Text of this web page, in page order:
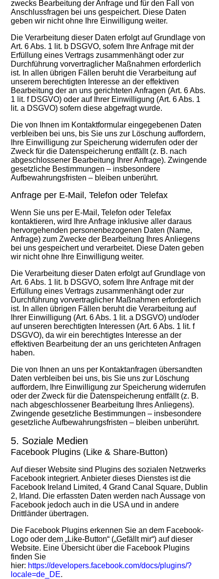
zwecks Bearbeitung der Anfrage und für den Fall von
Anschlussfragen bei uns gespeichert. Diese Daten
geben wir nicht ohne Ihre Einwilligung weiter.
Die Verarbeitung dieser Daten erfolgt auf Grundlage von
Art. 6 Abs. 1 lit. b DSGVO, sofern Ihre Anfrage mit der
Erfüllung eines Vertrags zusammenhängt oder zur
Durchführung vorvertraglicher Maßnahmen erforderlich
ist. In allen übrigen Fällen beruht die Verarbeitung auf
unserem berechtigten Interesse an der effektiven
Bearbeitung der an uns gerichteten Anfragen (Art. 6 Abs.
1 lit. f DSGVO) oder auf Ihrer Einwilligung (Art. 6 Abs. 1
lit. a DSGVO) sofern diese abgefragt wurde.
Die von Ihnen im Kontaktformular eingegebenen Daten
verbleiben bei uns, bis Sie uns zur Löschung auffordern,
Ihre Einwilligung zur Speicherung widerrufen oder der
Zweck für die Datenspeicherung entfällt (z. B. nach
abgeschlossener Bearbeitung Ihrer Anfrage). Zwingende
gesetzliche Bestimmungen – insbesondere
Aufbewahrungsfristen – bleiben unberührt.
Anfrage per E-Mail, Telefon oder Telefax
Wenn Sie uns per E-Mail, Telefon oder Telefax
kontaktieren, wird Ihre Anfrage inklusive aller daraus
hervorgehenden personenbezogenen Daten (Name,
Anfrage) zum Zwecke der Bearbeitung Ihres Anliegens
bei uns gespeichert und verarbeitet. Diese Daten geben
wir nicht ohne Ihre Einwilligung weiter.
Die Verarbeitung dieser Daten erfolgt auf Grundlage von
Art. 6 Abs. 1 lit. b DSGVO, sofern Ihre Anfrage mit der
Erfüllung eines Vertrags zusammenhängt oder zur
Durchführung vorvertraglicher Maßnahmen erforderlich
ist. In allen übrigen Fällen beruht die Verarbeitung auf
Ihrer Einwilligung (Art. 6 Abs. 1 lit. a DSGVO) und/oder
auf unseren berechtigten Interessen (Art. 6 Abs. 1 lit. f
DSGVO), da wir ein berechtigtes Interesse an der
effektiven Bearbeitung der an uns gerichteten Anfragen
haben.
Die von Ihnen an uns per Kontaktanfragen übersandten
Daten verbleiben bei uns, bis Sie uns zur Löschung
auffordern, Ihre Einwilligung zur Speicherung widerrufen
oder der Zweck für die Datenspeicherung entfällt (z. B.
nach abgeschlossener Bearbeitung Ihres Anliegens).
Zwingende gesetzliche Bestimmungen – insbesondere
gesetzliche Aufbewahrungsfristen – bleiben unberührt.
5. Soziale Medien
Facebook Plugins (Like & Share-Button)
Auf dieser Website sind Plugins des sozialen Netzwerks
Facebook integriert. Anbieter dieses Dienstes ist die
Facebook Ireland Limited, 4 Grand Canal Square, Dublin
2, Irland. Die erfassten Daten werden nach Aussage von
Facebook jedoch auch in die USA und in andere
Drittländer übertragen.
Die Facebook Plugins erkennen Sie an dem Facebook-
Logo oder dem „Like-Button“ („Gefällt mir“) auf dieser
Website. Eine Übersicht über die Facebook Plugins
finden Sie
hier: https://developers.facebook.com/docs/plugins/?
locale=de_DE.